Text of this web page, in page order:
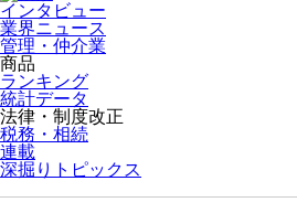
インタビュー
業界ニュース
管理・仲介業
商品
ランキング
統計データ
法律・制度改正
税務・相続
連載
深掘りトピックス